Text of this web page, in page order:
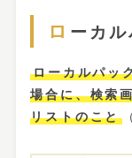
ローカ
ローカルパッ
場合に、検索
リストのこと